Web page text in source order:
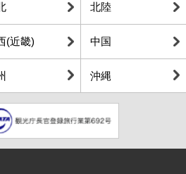
北陸
(近畿) 中国
沖縄